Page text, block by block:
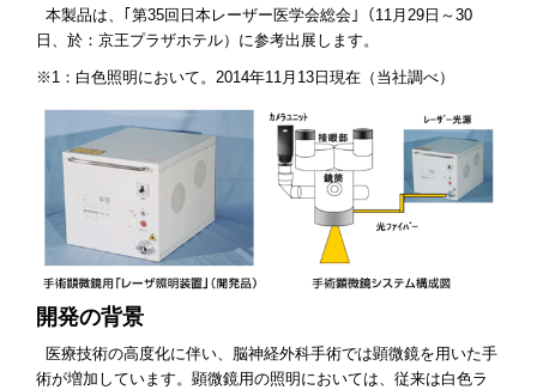
本製品は、｢第35回日本レーザー医学会総会｣（11月29日～30
日、於：京王プラザホテル）に参考出展します。
※1：白色照明において。2014年11月13日現在（当社調べ）
開発の背景
医療技術の高度化に伴い、脳神経外科手術では顕微鏡を用いた手
術が増加しています。顕微鏡用の照明においては、従来は白色ラ